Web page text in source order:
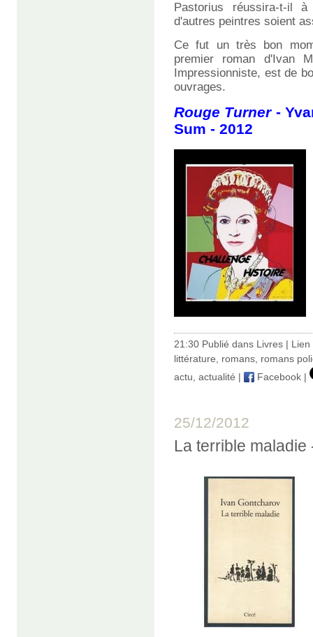
Pastorius réussira-t-il
d'autres peintres soient
Ce fut un très bon
premier roman d'Ivan
Impressionniste, est de
ouvrages.
Rouge Turner-
Sum - 2012
21:30 Publié dans Livres | Lien
littérature
romans romans
actu actualité | Facebook |
25/12/2012
La terrible